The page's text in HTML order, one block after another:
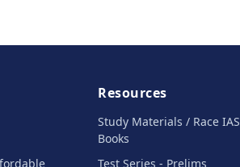
Resources
Study Materials / Race IAS
Books
Test Series - Prelims